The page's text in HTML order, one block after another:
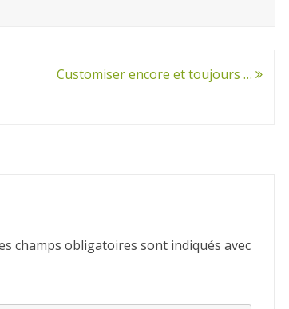
Customiser encore et toujours …
champs obligatoires sont indiqués avec